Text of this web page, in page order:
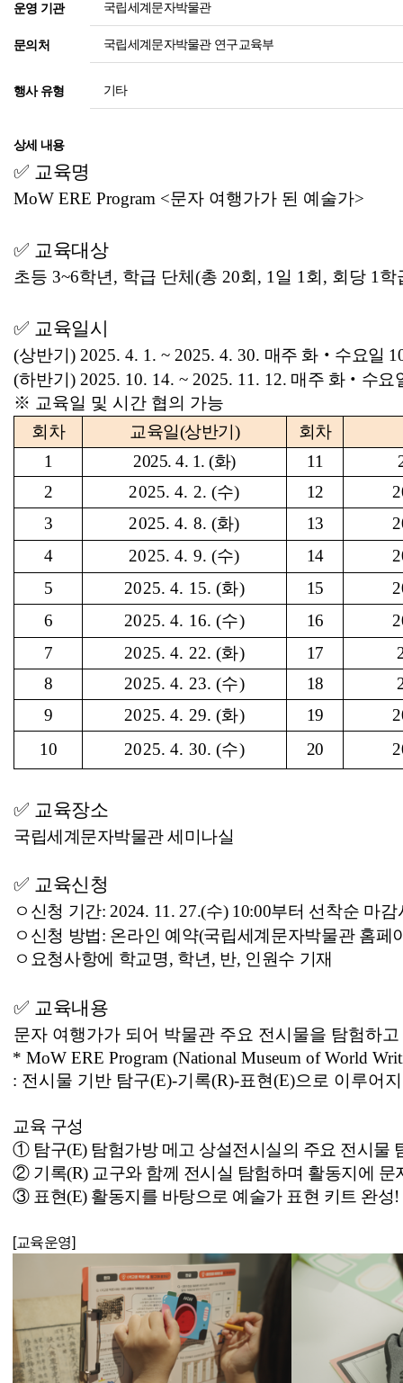
운영 기관 국립세계문자박물관
문의처 국립세계문자박물관 연구교육부
행사 유형 기타
상세 내용
✅ 교육명
MoW ERE Program <문자 여행가가 된 예술가>
✅ 교육대상
초등 3~6학년, 학급 단체(총 20회, 1일 1회, 회당 1학
✅ 교육일시
(상반기) 2025. 4. 1. ~ 2025. 4. 30. 매주 화‧수요일
(하반기) 2025. 10. 14. ~ 2025. 11. 12. 매주 화‧수요
※ 교육일 및 시간 협의 가능
회차
교육일(상반기) 회차
1
2025. 4. 1. (화) 11
2
2025. 4. 2. (수) 12
3
2025. 4. 8. (화) 13
4
2025. 4. 9. (수) 14
5
2025. 4. 15. (화) 15
6
2025. 4. 16. (수) 16
7
2025. 4. 22. (화) 17
8
2025. 4. 23. (수) 18
9
2025. 4. 29. (화) 19
10
2025. 4. 30. (수) 20
✅ 교육장소
국립세계문자박물관 세미나실
✅ 교육신청
ㅇ신청 기간: 2024. 11. 27.(수) 10:00부터 선착순 마
ㅇ신청 방법: 온라인 예약(국립세계문자박물관 홈페
ㅇ 요청사항에 학교명, 학년, 반, 인원수 기재
✅ 교육내용
문자 여행가가 되어 박물관 주요 전시물을 탐험하
* MoW ERE Program (National Museum of World
: 전시물 기반 탐구(E)-기록(R)-표현(E)으로 이루어
교육 구성
① 탐구(E)탐험가방 메고 상설전시실의 주요 전시물
② 기록(R)교구와 함께 전시실 탐험하며 활동지에 문
③ 표현(E)활동지를 바탕으로 예술가 표현 키트 완성!
[교육운영]